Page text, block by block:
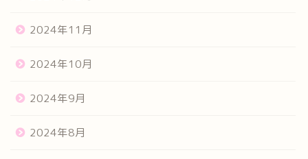
2024年11月
2024年10月
2024年9月
2024年8月